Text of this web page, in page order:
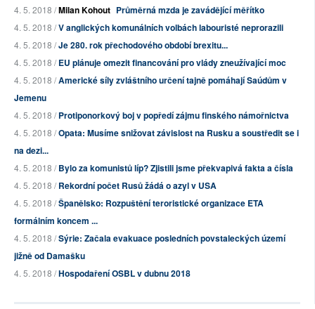
4. 5. 2018 /Milan Kohout Průměrná mzda je zavádějící měřítko
4. 5. 2018 /V anglických komunálních volbách labouristé neprorazili
4. 5. 2018 /Je 280. rok přechodového období brexitu...
4. 5. 2018 /EU plánuje omezit financování pro vlády zneužívající moc
4. 5. 2018 /Americké síly zvláštního určení tajně pomáhají Saúdům v
Jemenu
4. 5. 2018 /Protiponorkový boj v popředí zájmu finského námořnictva
4. 5. 2018 /Opata: Musíme snižovat závislost na Rusku a soustředit se i
na dezi...
4. 5. 2018 /Bylo za komunistů líp? Zjistili jsme překvapivá fakta a čísla
4. 5. 2018 /Rekordní počet Rusů žádá o azyl v USA
4. 5. 2018 /Španělsko: Rozpuštění teroristické organizace ETA
formálním koncem ...
4. 5. 2018 /Sýrie: Začala evakuace posledních povstaleckých území
jižně od Damašku
4. 5. 2018 /Hospodaření OSBL v dubnu 2018